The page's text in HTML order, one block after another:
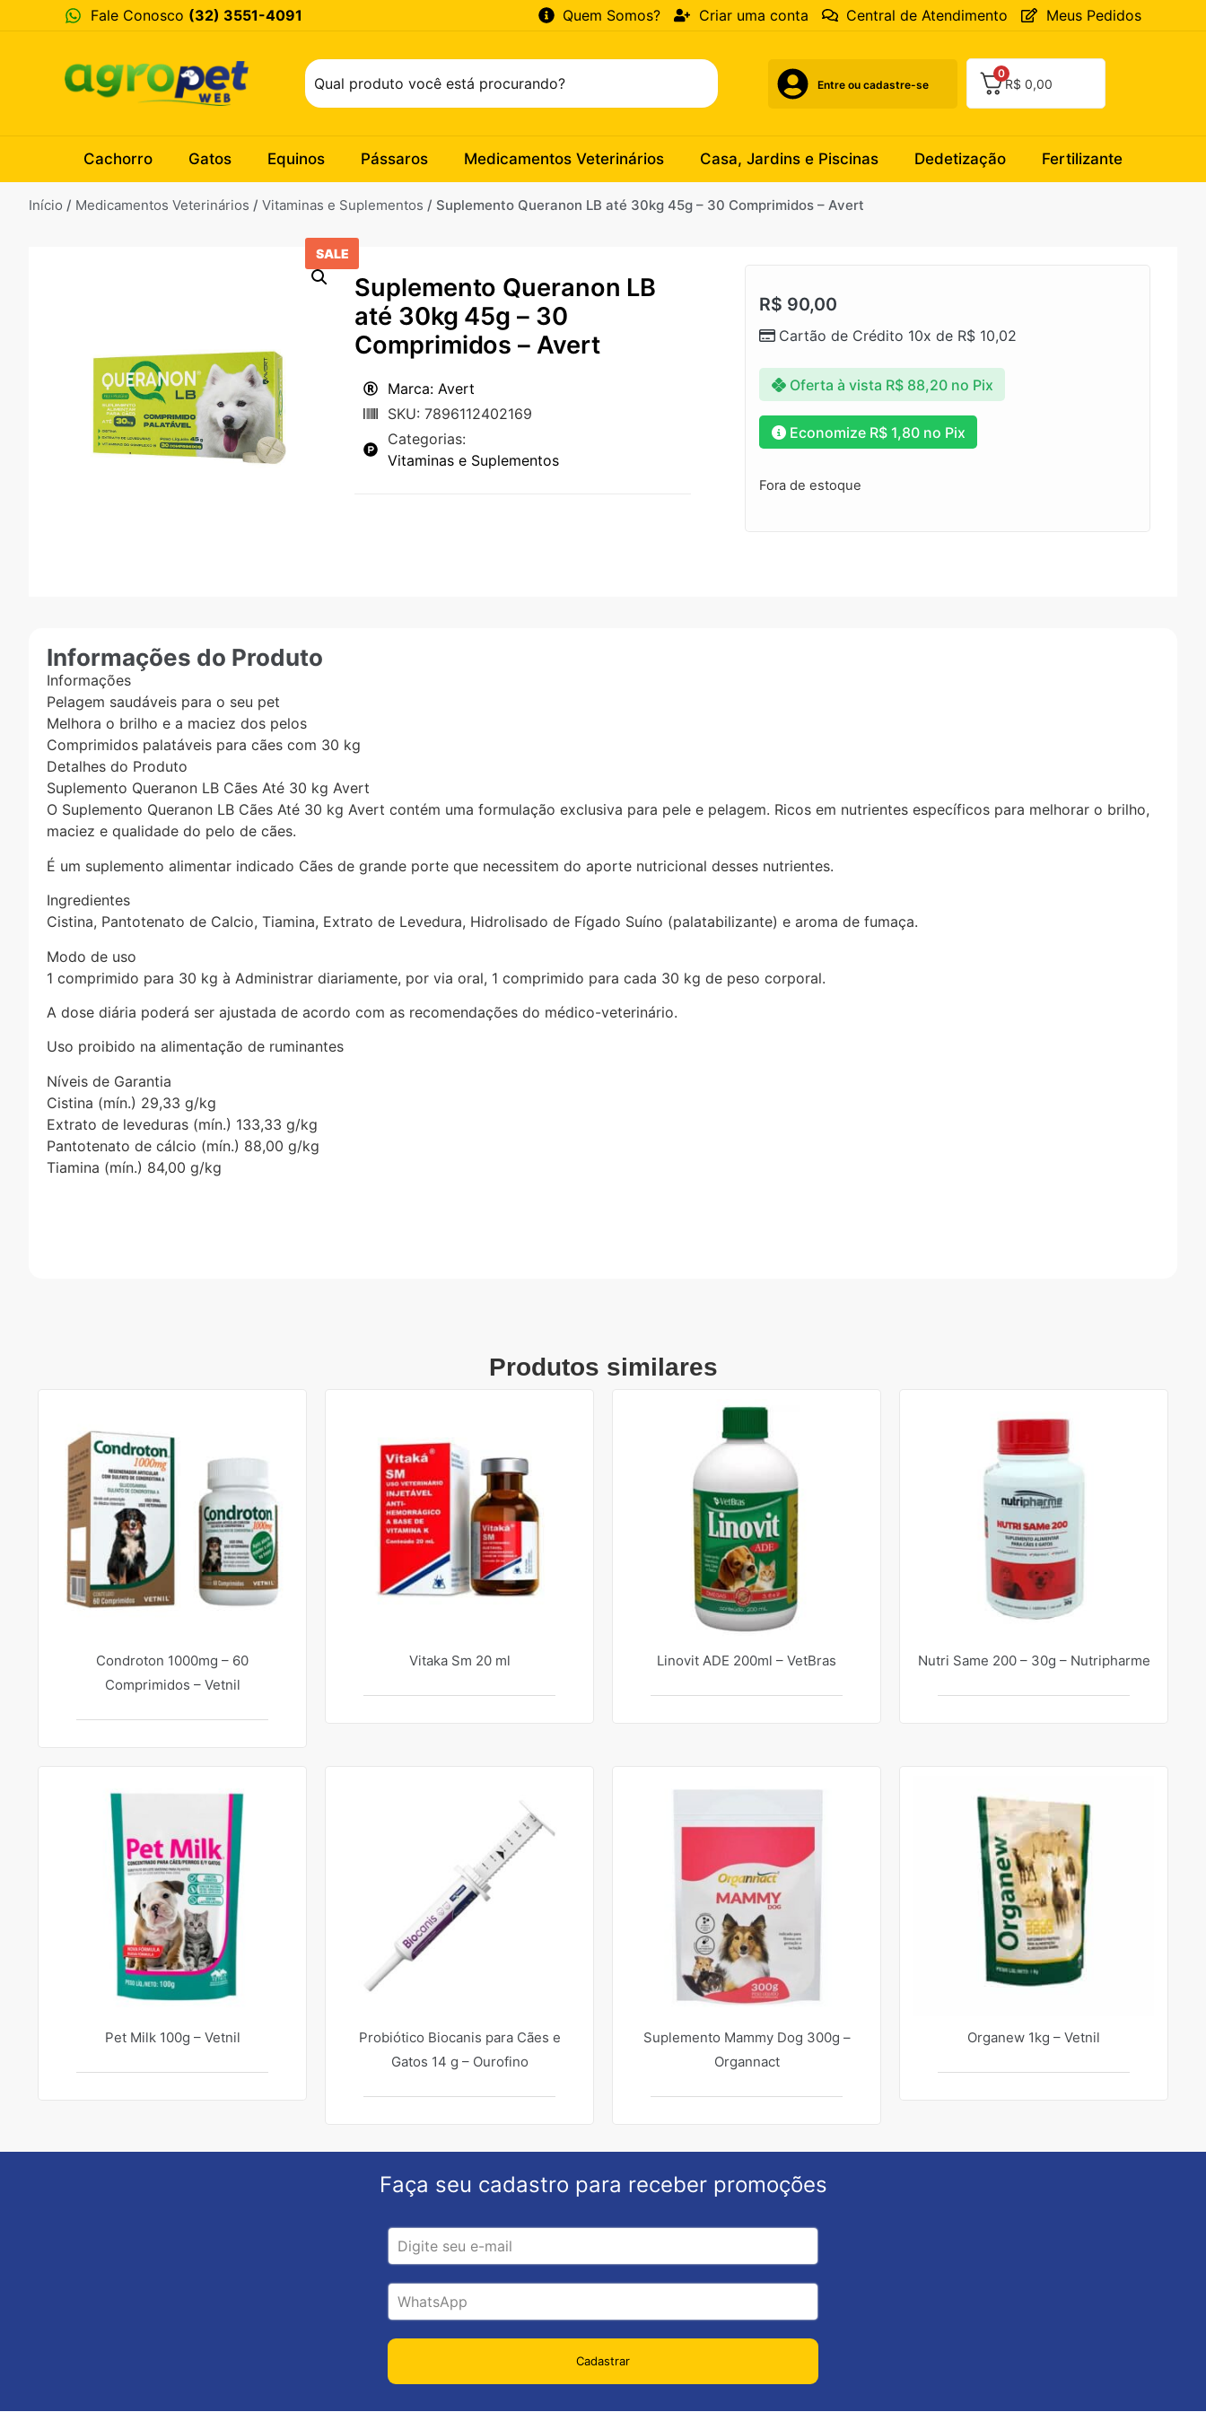
Fale Conosco (32) 3551-4091 Quem Somos? Criar uma conta Central de Atendimento Meus Pedidos
Entre ou cadastre-se
0
R$ 0,00
Cachorro Gatos Equinos Pássaros Medicamentos Veterinários Casa, Jardins e Piscinas Dedetização Fertilizante
Início / Medicamentos Veterinários / Vitaminas e Suplementos / Suplemento Queranon LB até 30kg 45g – 30 Comprimidos – Avert
SALE
Suplemento Queranon LB
até 30kg 45g – 30
Comprimidos – Avert
Marca: Avert
SKU: 7896112402169
Categorias:
Vitaminas e Suplementos
R$ 90,00
Cartão de Crédito 10x de R$10,02
Oferta à vista R$88,20 no Pix
Economize R$1,80no Pix
Fora de estoque
Informações do Produto
Informações
Pelagem saudáveis para o seu pet
Melhora o brilho e a maciez dos pelos
Comprimidos palatáveis para cães com 30 kg
Detalhes do Produto
Suplemento Queranon LB Cães Até 30 kg Avert
O Suplemento Queranon LB Cães Até 30 kg Avert contém uma formulação exclusiva para pele e pelagem. Ricos em nutrientes específicos para melhorar o brilho,
maciez e qualidade do pelo de cães.
É um suplemento alimentar indicado Cães de grande porte que necessitem do aporte nutricional desses nutrientes.
Ingredientes
Cistina, Pantotenato de Calcio, Tiamina, Extrato de Levedura, Hidrolisado de Fígado Suíno (palatabilizante) e aroma de fumaça.
Modo de uso
1 comprimido para 30 kg à Administrar diariamente, por via oral, 1 comprimido para cada 30 kg de peso corporal.
A dose diária poderá ser ajustada de acordo com as recomendações do médico-veterinário.
Uso proibido na alimentação de ruminantes
Níveis de Garantia
Cistina (mín.) 29,33 g/kg
Extrato de leveduras (mín.) 133,33 g/kg
Pantotenato de cálcio (mín.) 88,00 g/kg
Tiamina (mín.) 84,00 g/kg
Produtos similares
Condroton 1000mg – 60
Comprimidos – Vetnil
Vitaka Sm 20 ml Linovit ADE 200ml – VetBras Nutri Same 200 – 30g – Nutripharme
Pet Milk 100g – Vetnil
Probiótico Biocanis para Cães e
Gatos 14 g – Ourofino
Suplemento Mammy Dog 300g –
Organnact
Organew 1kg – Vetnil
Faça seu cadastro para receber promoções
Cadastrar